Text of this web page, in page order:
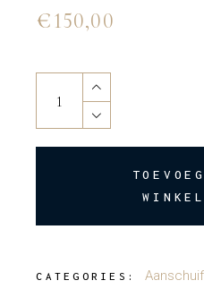
€150,00
Heart shaped mothermilk
CATEGORIES: